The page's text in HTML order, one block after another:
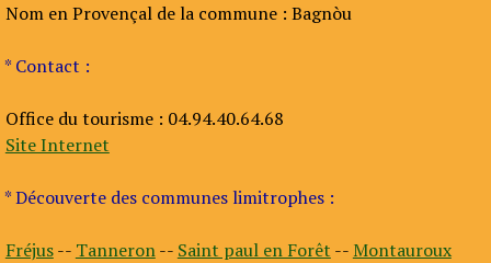
Nom en Provençal de la commune : Bagnòu
* Contact :
Office du tourisme : 04.94.40.64.68
Site Internet
* Découverte des communes limitrophes :
Fréjus-- Tanneron-- Saint paul en Forêt --Montauroux